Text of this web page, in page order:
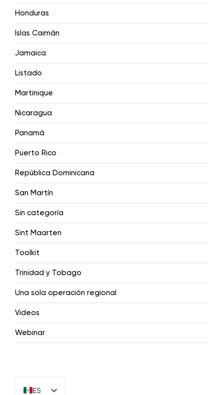
Honduras
Islas Caimán
Jamaica
Listado
Martinique
Nicaragua
Panamá
Puerto Rico
República Dominicana
San Martín
Sin categoría
Sint Maarten
Toolkit
Trinidad y Tobago
Una sola operación regional
Videos
Webinar
ES